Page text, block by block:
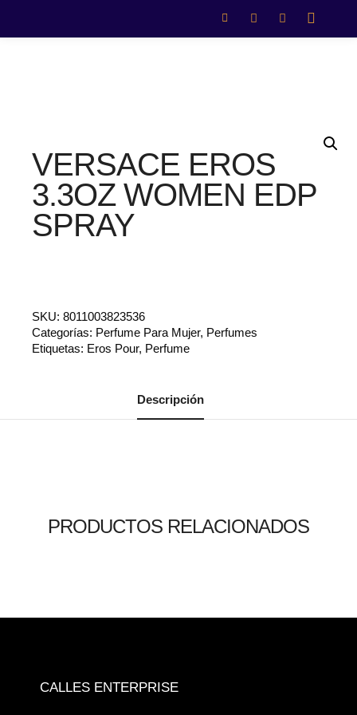
VERSACE EROS
3.3OZ WOMEN EDP
SPRAY
SKU: 8011003823536
Categorías: Perfume Para Mujer, Perfumes
Etiquetas: Eros Pour, Perfume
Descripción
PRODUCTOS RELACIONADOS
CALLES ENTERPRISE